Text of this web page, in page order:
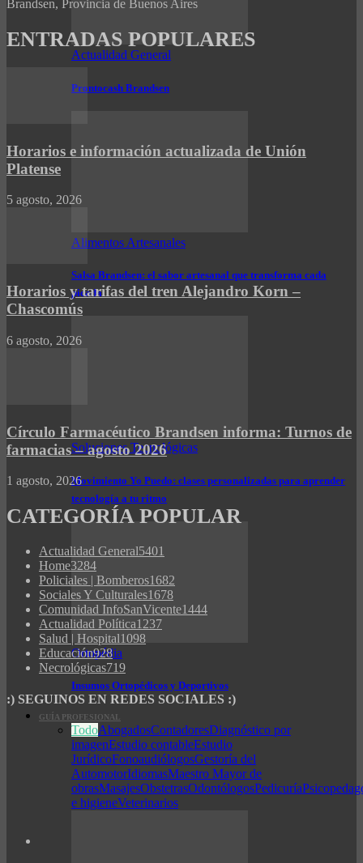
Actualidad General
Prontocash Brandsen
Alimentos Artesanales
Salsa Brandsen: el sabor artesanal que transforma cada
picada
Soluciones Tecnológicas
Movimiento Yo Puedo: clases personalizadas para aprender
tecnología a tu ritmo
Ortopédia
Insumos Ortopédicos y Deportivos
GUÍA PROFESIONAL
TodoAbogadosContadoresDiagnóstico por
imagenEstudio contableEstudio
JurídicoFonoaudiólogosGestoría del
AutomotorIdiomasMaestro Mayor de
obrasMasajesObstetrasOdontólogosPedicuría
e higieneVeterinarios
Brandsen, Provincia de Buenos Aires
ENTRADAS POPULARES
Horarios e información actualizada de Unión
Platense
5 agosto, 2026
Horarios y tarifas del tren Alejandro Korn –
Chascomús
6 agosto, 2026
Círculo Farmacéutico Brandsen informa: Turnos de
farmacias – agosto 2026
1 agosto, 2026
CATEGORÍA POPULAR
Actualidad General5401
Home3284
Policiales | Bomberos1682
Sociales Y Culturales1678
Comunidad InfoSanVicente1444
Actualidad Política1237
Salud | Hospital1098
Educación928
Necrológicas719
:) SEGUINOS EN REDES SOCIALES :)